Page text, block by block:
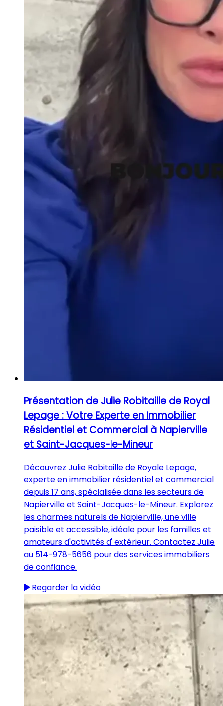
Présentation de Julie Robitaille de Royal
Lepage : Votre Experte en Immobilier
Résidentiel et Commercial à Napierville
et Saint-Jacques-le-Mineur
Découvrez Julie Robitaille de Royale Lepage,
experte en immobilier résidentiel et commercial
depuis 17 ans, spécialisée dans les secteurs de
Napierville et Saint-Jacques-le-Mineur. Explorez
les charmes naturels de Napierville, une ville
paisible et accessible, idéale pour les familles et
amateurs d'activités d' extérieur. Contactez Julie
au 514-978-5656 pour des services immobiliers
de confiance.
Regarder la vidéo